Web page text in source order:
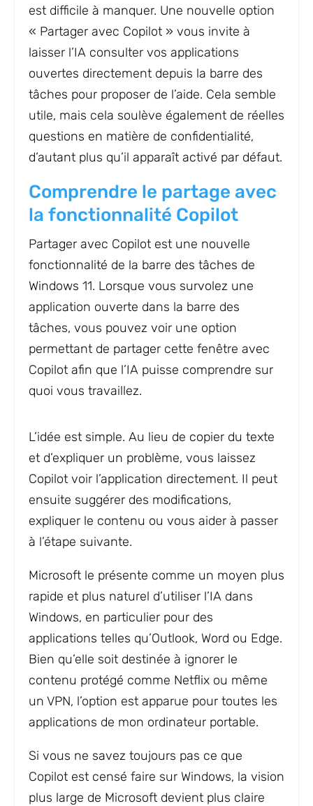
est difficile à manquer. Une nouvelle option
« Partager avec Copilot » vous invite à
laisser l’IA consulter vos applications
ouvertes directement depuis la barre des
tâches pour proposer de l’aide. Cela semble
utile, mais cela soulève également de réelles
questions en matière de confidentialité,
d’autant plus qu’il apparaît activé par défaut.
Comprendre le partage avec
la fonctionnalité Copilot
Partager avec Copilot est une nouvelle
fonctionnalité de la barre des tâches de
Windows 11. Lorsque vous survolez une
application ouverte dans la barre des
tâches, vous pouvez voir une option
permettant de partager cette fenêtre avec
Copilot afin que l’IA puisse comprendre sur
quoi vous travaillez.
L’idée est simple. Au lieu de copier du texte
et d’expliquer un problème, vous laissez
Copilot voir l’application directement. Il peut
ensuite suggérer des modifications,
expliquer le contenu ou vous aider à passer
à l’étape suivante.
Microsoft le présente comme un moyen plus
rapide et plus naturel d’utiliser l’IA dans
Windows, en particulier pour des
applications telles qu’Outlook, Word ou Edge.
Bien qu’elle soit destinée à ignorer le
contenu protégé comme Netflix ou même
un VPN, l’option est apparue pour toutes les
applications de mon ordinateur portable.
Si vous ne savez toujours pas ce que
Copilot est censé faire sur Windows, la vision
plus large de Microsoft devient plus claire